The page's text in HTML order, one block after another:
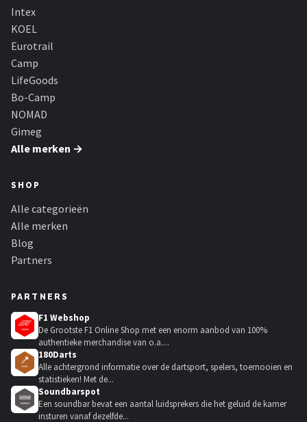
Intex
KOEL
Eurotrail
Camp
LifeGoods
Bo-Camp
NOMAD
Gimeg
Alle merken →
SHOP
Alle categorieën
Alle merken
Blog
Partners
PARTNERS
F1 Webshop
De Grootste F1 Online Shop met een enorm aanbod van 100%
authentieke merchandise van o.a....
180Darts
Alle achtergrond informatie over de dartsport, spelers, toernooien en
statistieken! Met de...
Soundbarspot
Een soundbar bevat een aantal luidsprekers die het geluid de kamer
insturen vanaf dezelfde...